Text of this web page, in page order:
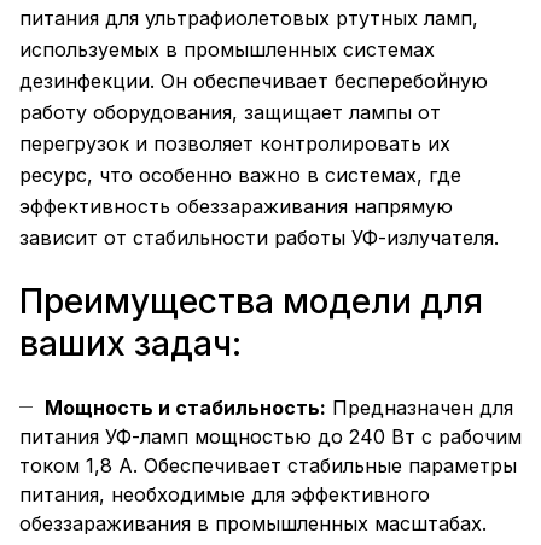
питания для ультрафиолетовых ртутных ламп,
используемых в промышленных системах
дезинфекции. Он обеспечивает бесперебойную
работу оборудования, защищает лампы от
перегрузок и позволяет контролировать их
ресурс, что особенно важно в системах, где
эффективность обеззараживания напрямую
зависит от стабильности работы УФ-излучателя.
Преимущества модели для
ваших задач:
Мощность и стабильность: Предназначен для
питания УФ-ламп мощностью до 240 Вт с рабочим
током 1,8 А. Обеспечивает стабильные параметры
питания, необходимые для эффективного
обеззараживания в промышленных масштабах.